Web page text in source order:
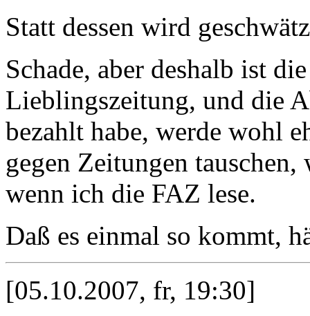
Statt dessen wird
Schade, aber deshalb ist
Lieblingszeitung, und die
bezahlt habe, werde wohl
gegen Zeitungen
wenn ich die FAZ lese.
Daß es einmal so kommt,
[05.10.2007, fr, 19:30]